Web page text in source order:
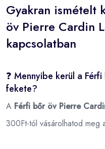
Gyakran ismételt
öv Pierre Cardin
kapcsolatban
❓ Mennyibe kerül a
fekete?
A Férfi bőr öv Pierre
300Ft-tól vásárolhatod meg